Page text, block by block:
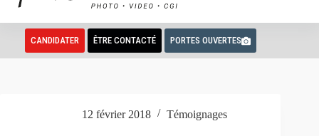
CANDIDATER ÊTRE CONTACTÉ PORTES OUVERTES
12 février 2018 Témoignages